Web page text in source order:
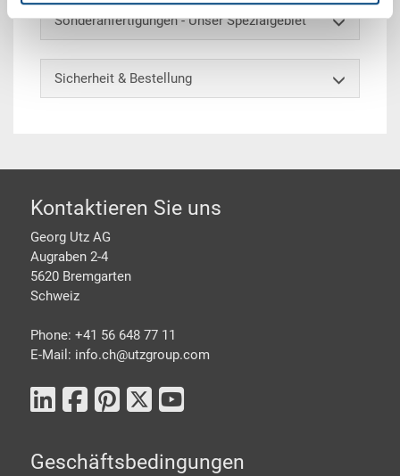
Sonderanfertigungen - Unser Spezialgebiet
Sicherheit & Bestellung
Footer
Kontaktieren Sie uns
Georg Utz AG
Augraben 2-4
5620 Bremgarten
Schweiz
Phone: +41 56 648 77 11
E-Mail: info.ch@utzgroup.com
Geschäftsbedingungen